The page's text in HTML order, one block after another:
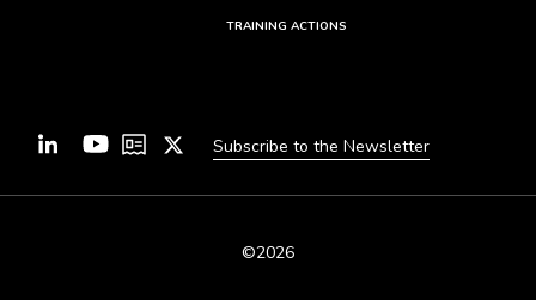
TRAINING ACTIONS
Subscribe to the Newsletter
©2026